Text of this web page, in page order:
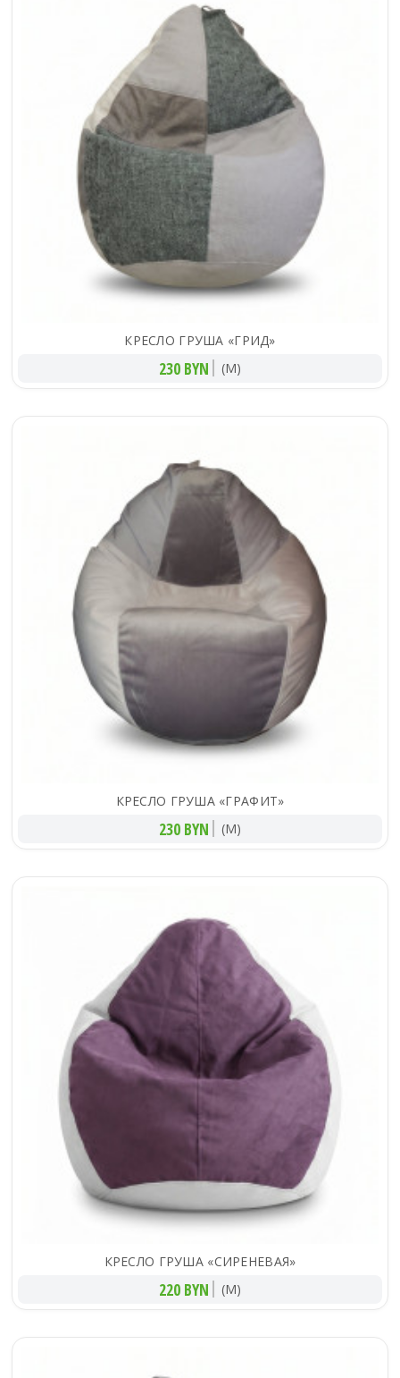
КРЕСЛО ГРУША «ГРИД»
230 BYN (M)
КРЕСЛО ГРУША «ГРАФИТ»
230 BYN (M)
КРЕСЛО ГРУША «СИРЕНЕВАЯ»
220 BYN (M)